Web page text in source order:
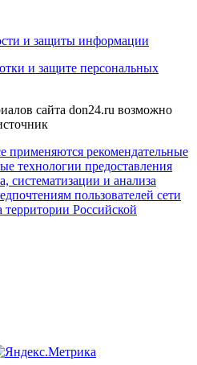
и защиты информации
и защите персональных
сайта don24.ru возможно
применяются рекомендательные
технологии предоставления
систематизации и анализа
пользователей сети
Российской